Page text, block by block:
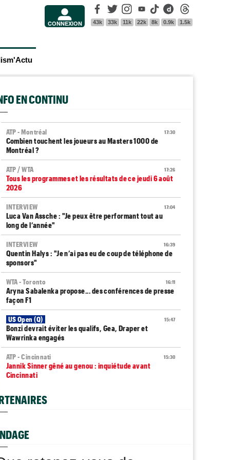
CONNEXION
Facebook
43k
Twitter
33k
Instagram
11k
Youtube
22k
Tik Tok
8k
Dailymotion
0.9k 1.5k
EN CONTINU
17:30
ATP - Montréal
Combien touchent les joueurs au Masters 1000 de
Montréal ?
17:26
ATP / WTA
Tous les programmes et les résultats de ce jeudi 6 août
2026
17:04
INTERVIEW
Luca Van Assche : "Je peux être performant tout au
long de l’année"
16:39
INTERVIEW
Quentin Halys : "Je n’ai pas eu de coup de téléphone de
sponsors"
16:11
WTA - Toronto
Aryna Sabalenka propose... des conférences de presse
façon F1
15:47
US Open (Q)
Bonzi devrait éviter les qualifs, Gea, Draper et
Wawrinka engagés
15:30
ATP - Cincinnati
Jannik Sinner gêné au genou : inquiétude avant
Cincinnati
WTA - Toronto
Bianca Andreescu, très déçue : "J’ai l’impression de
décevoir..."
US Open (Q)
Sept Françaises présentes en qualifs, Kristina
Mladenovic protégée